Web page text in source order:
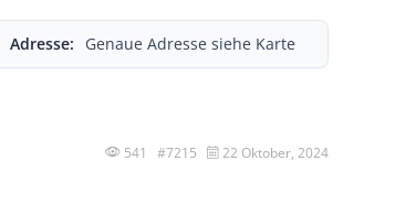
Adresse: Genaue Adresse siehe Karte
541 #7215 22 Oktober, 2024